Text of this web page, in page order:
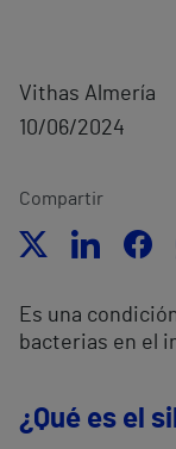
Vithas Almería
10/06/2024
Compartir
Es una
bacterias en el
¿Qué es el